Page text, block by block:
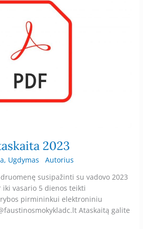
2023
, Ugdymas Autorius
susipažinti su vadovo 2023
iki vasario 5 dienos teikti
pirmininkui elektroniniu
Ataskaitą galite